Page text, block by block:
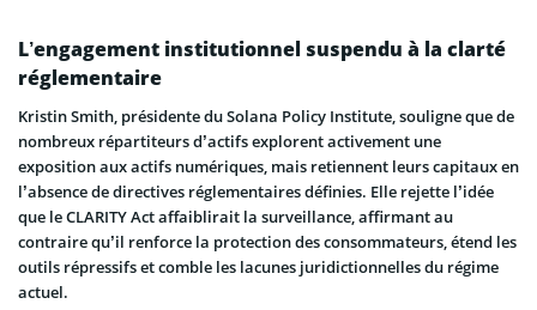
L’engagement institutionnel suspendu à la clarté
réglementaire
Kristin Smith, présidente du Solana Policy Institute, souligne que de
nombreux répartiteurs d’actifs explorent activement une
exposition aux actifs numériques, mais retiennent leurs capitaux en
l’absence de directives réglementaires définies. Elle rejette l’idée
que le CLARITY Act affaiblirait la surveillance, affirmant au
contraire qu’il renforce la protection des consommateurs, étend les
outils répressifs et comble les lacunes juridictionnelles du régime
actuel.